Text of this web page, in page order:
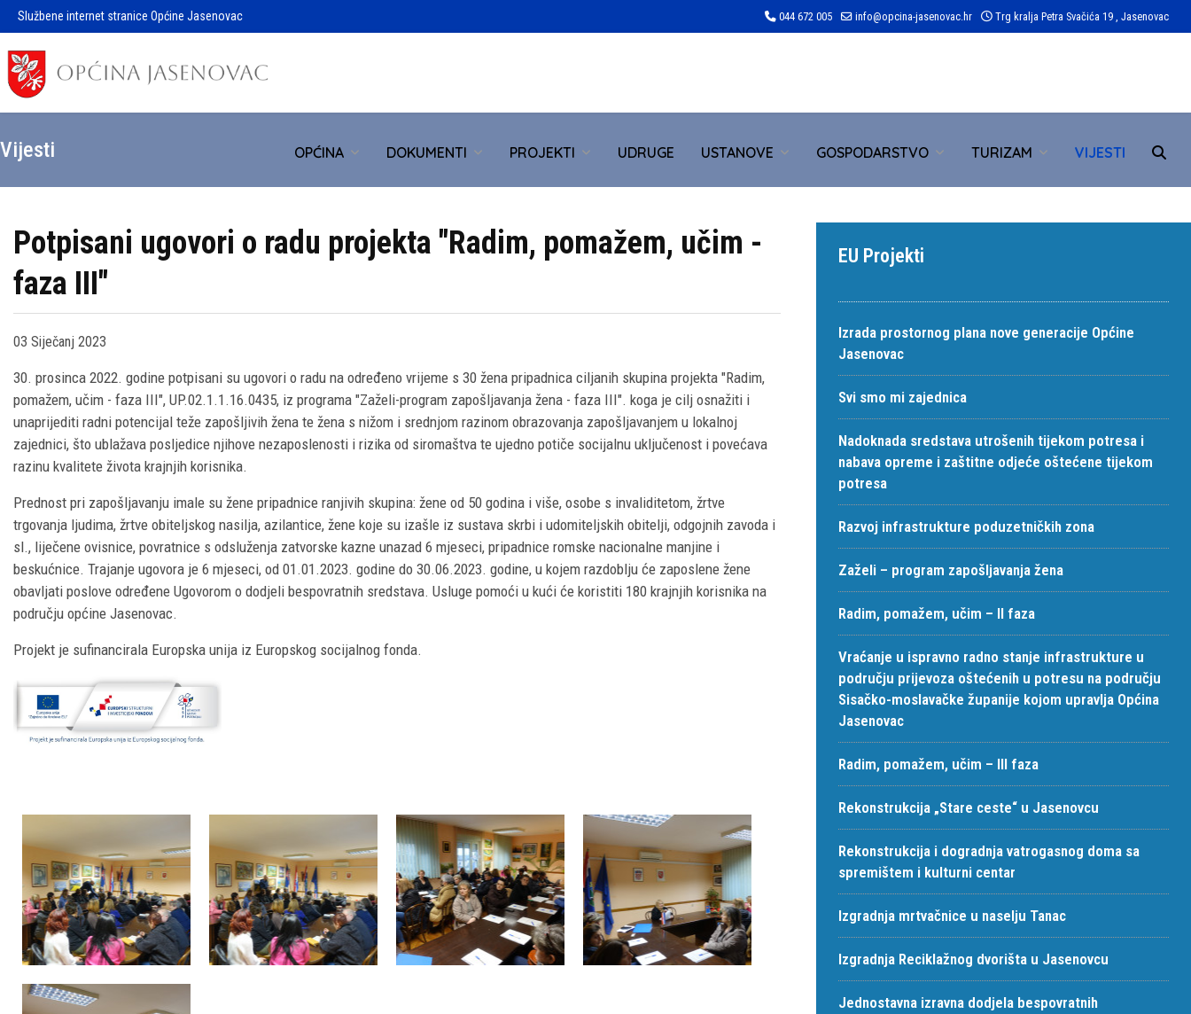
Službene internet stranice Općine Jasenovac 044 672 005 info@opcina-jasenovac.hr Trg kralja Petra Svačića 19 , Jasenovac
OPĆINA DOKUMENTI PROJEKTI UDRUGE USTANOVE GOSPODARSTVO TURIZAM VIJESTI
Vijesti
Potpisani ugovori o radu projekta "Radim, pomažem, učim -
faza III"
03 Siječanj 2023
30. prosinca 2022. godine potpisani su ugovori o radu na određeno vrijeme s 30 žena pripadnica ciljanih skupina projekta "Radim,
pomažem, učim - faza III", UP.02.1.1.16.0435, iz programa "Zaželi-program zapošljavanja žena - faza III". koga je cilj osnažiti i
unaprijediti radni potencijal teže zapošljivih žena te žena s nižom i srednjom razinom obrazovanja zapošljavanjem u lokalnoj
zajednici, što ublažava posljedice njihove nezaposlenosti i rizika od siromaštva te ujedno potiče socijalnu uključenost i povećava
razinu kvalitete života krajnjih korisnika.
Prednost pri zapošljavanju imale su žene pripadnice ranjivih skupina: žene od 50 godina i više, osobe s invaliditetom, žrtve
trgovanja ljudima, žrtve obiteljskog nasilja, azilantice, žene koje su izašle iz sustava skrbi i udomiteljskih obitelji, odgojnih zavoda i
sl., liječene ovisnice, povratnice s odsluženja zatvorske kazne unazad 6 mjeseci, pripadnice romske nacionalne manjine i
beskućnice. Trajanje ugovora je 6 mjeseci, od 01.01.2023. godine do 30.06.2023. godine, u kojem razdoblju će zaposlene žene
obavljati poslove određene Ugovorom o dodjeli bespovratnih sredstava. Usluge pomoći u kući će koristiti 180 krajnjih korisnika na
području općine Jasenovac.
Projekt je sufinancirala Europska unija iz Europskog socijalnog fonda.
EU Projekti
Izrada prostornog plana nove generacije Općine
Jasenovac
Svi smo mi zajednica
Nadoknada sredstava utrošenih tijekom potresa i
nabava opreme i zaštitne odjeće oštećene tijekom
potresa
Razvoj infrastrukture poduzetničkih zona
Zaželi – program zapošljavanja žena
Radim, pomažem, učim – II faza
Vraćanje u ispravno radno stanje infrastrukture u
području prijevoza oštećenih u potresu na području
Sisačko-moslavačke županije kojom upravlja Općina
Jasenovac
Radim, pomažem, učim – III faza
Rekonstrukcija „Stare ceste“ u Jasenovcu
Rekonstrukcija i dogradnja vatrogasnog doma sa
spremištem i kulturni centar
Izgradnja mrtvačnice u naselju Tanac
Izgradnja Reciklažnog dvorišta u Jasenovcu
Jednostavna izravna dodjela bespovratnih